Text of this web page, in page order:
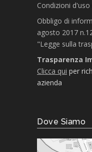
Condizioni
Obbligo di
agosto 2017
"Legge sulla
Trasparenza
Clicca qui per
azienda
Dove Siamo